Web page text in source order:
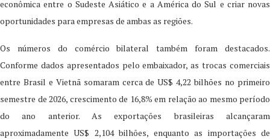
econômica entre o Sudeste Asiático e a América do Sul e criar novas
oportunidades para empresas de ambas as regiões.
Os números do comércio bilateral também foram destacados.
Conforme dados apresentados pelo embaixador, as trocas comerciais
entre Brasil e Vietnã somaram cerca de US$ 4,22 bilhões no primeiro
semestre de 2026, crescimento de 16,8% em relação ao mesmo período
do ano anterior. As exportações brasileiras alcançaram
aproximadamente US$ 2,104 bilhões, enquanto as importações de